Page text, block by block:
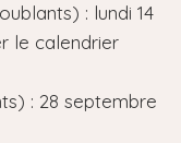
: lundi 14
le calendrier
: 28 septembre